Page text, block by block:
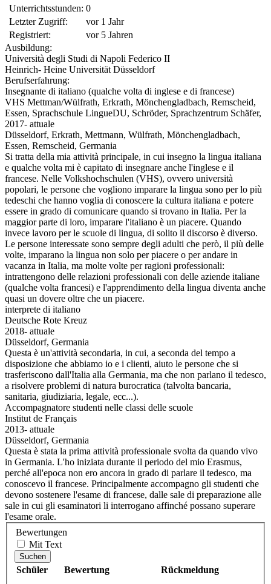
Unterrichtsstunden: 0
Letzter Zugriff:
vor 1 Jahr
Registriert:
vor 5 Jahren
Ausbildung:
Università degli Studi di Napoli Federico II
Heinrich- Heine Universität Düsseldorf
Berufserfahrung:
Insegnante di italiano (qualche volta di inglese e di francese)
VHS Mettman/Wülfrath, Erkrath, Mönchengladbach, Remscheid,
Essen, Sprachschule LingueDU, Schröder, Sprachzentrum Schäfer,
2017- attuale
Düsseldorf, Erkrath, Mettmann, Wülfrath, Mönchengladbach,
Essen, Remscheid, Germania
Si tratta della mia attività principale, in cui insegno la lingua italiana
e qualche volta mi è capitato di insegnare anche l'inglese e il
francese. Nelle Volkshochschulen (VHS), ovvero università
popolari, le persone che vogliono imparare la lingua sono per lo più
tedeschi che hanno voglia di conoscere la cultura italiana e potere
essere in grado di comunicare quando si trovano in Italia. Per la
maggior parte di loro, imparare l'italiano è un piacere. Quando
invece lavoro per le scuole di lingua, di solito il discorso è diverso.
Le persone interessate sono sempre degli adulti che però, il più delle
volte, imparano la lingua non solo per piacere o per andare in
vacanza in Italia, ma molte volte per ragioni professionali:
intrattengono delle relazioni professionali con delle aziende italiane
(qualche volta francesi) e l'apprendimento della lingua diventa anche
quasi un dovere oltre che un piacere.
interprete di italiano
Deutsche Rote Kreuz
2018- attuale
Düsseldorf, Germania
Questa è un'attività secondaria, in cui, a seconda del tempo a
disposizione che abbiamo io e i clienti, aiuto le persone che si
trasferiscono dall'Italia alla Germania, ma che non parlano il tedesco,
a risolvere problemi di natura burocratica (talvolta bancaria,
sanitaria, giudiziaria, legale, ecc...).
Accompagnatore studenti nelle classi delle scuole
Institut de Français
2013- attuale
Düsseldorf, Germania
Questa è stata la prima attività professionale svolta da quando vivo
in Germania. L'ho iniziata durante il periodo del mio Erasmus,
perché all'epoca non ero ancora in grado di parlare il tedesco, ma
conoscevo il francese. Principalmente accompagno gli studenti che
devono sostenere l'esame di francese, dalle sale di preparazione alle
sale in cui gli esaminatori li interrogano affinché possano superare
l'esame orale.
Bewertungen
Mit Text
Suchen
Schüler Bewertung Rückmeldung